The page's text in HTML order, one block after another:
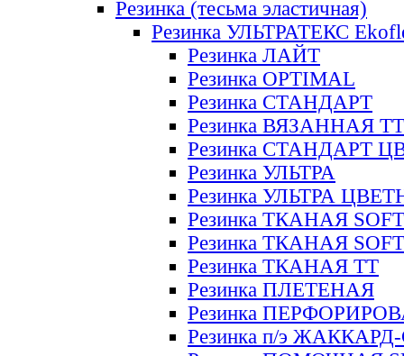
Резинка (тесьма эластичная)
Резинка УЛЬТРАТЕКС
Резинка ЛАЙТ
Резинка OPTIMAL
Резинка СТАНДАРТ
Резинка ВЯЗАННАЯ ТТ
Резинка СТАНДАРТ
Резинка УЛЬТРА
Резинка УЛЬТРА
Резинка ТКАНАЯ SOFT
Резинка ТКАНАЯ
Резинка ТКАНАЯ ТТ
Резинка ПЛЕТЕНАЯ
Резинка
Резинка п/э